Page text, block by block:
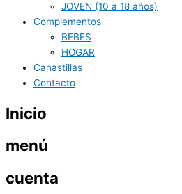
JOVEN (10 a 18 años)
Complementos
BEBES
HOGAR
Canastillas
Contacto
Inicio
menú
cuenta